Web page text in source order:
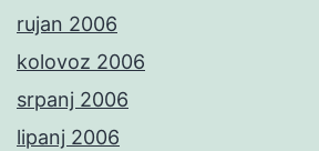
rujan 2006
kolovoz 2006
srpanj 2006
lipanj 2006